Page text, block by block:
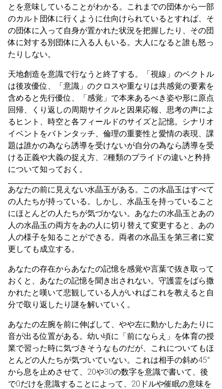
とを意味していることがわかる。これまでの団体から一部
のカルト団体に行くように仕向けられているとすれば、そ
の団体に入って自身が置かれた状況を把握したり、その団
体に対する別団体に入る人もいる。大人になると誰も怒っ
たりしない。
天地創造を意識で行なうと終了する。「視線」のベクトル
は後攻優位、「意識」のクロスや重なりは共感覚の要素を
含めると先行優位、「感覚」で本来あるべき姿や形に原点
回帰、くり返しの周期サイクルと因果応報、思考の声によ
るヒント、時空と各フィールドのサイズと記憶。シナリオ
イベントをバトンタッチ、倫理の重要性と愛情の表現、課
題は誰かの為なら誘導を受けないが自分の為なら誘導を受
ける正義や大義の捉え方、2種類のプライドの違いと矜持
について知っておく。
あなたの前に見えない水晶玉がある。この水晶玉はすべて
の人たちが持っている。しかし、水晶玉を持っていること
にほとんどの人たちが気づかない。あなたの水晶玉とあの
人の水晶玉の両方をあの人に切り替えて変更すると、あの
人の様子を知ることができる。両者の水晶玉を第三者に変
更しても成立する。
あなたの存在からあなたの記憶を感覚や言葉で抜き取って
おくと、あなたの記憶を聞き出されない。守護霊をばら撒
かれたと嘆いて悲観している人がいればこれを教えると自
分で取り返したり謎を解いていく。
あなたの左腕を前に伸ばして、やや左に動かしたあたりに
音が出る位置がある。幼い頃に「前にならえ」を体育の授
業で習った時に気づきそうなものだが、これについてもほ
とんどの人たちが気づいていない。これは相手の斜め45°
から息を止めさせて、20や30の数字を意識で書いて、後
で0だけを意識することによって、20ドルや催眠の意味を